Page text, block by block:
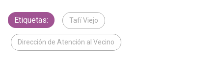
Etiquetas: Tafí Viejo
Dirección de Atención al Vecino